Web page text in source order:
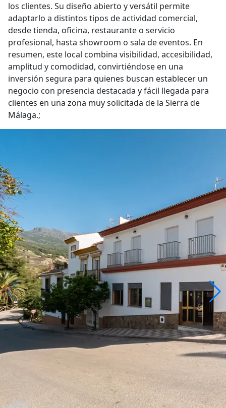
los clientes. Su diseño abierto y versátil permite
adaptarlo a distintos tipos de actividad comercial,
desde tienda, oficina, restaurante o servicio
profesional, hasta showroom o sala de eventos. En
resumen, este local combina visibilidad, accesibilidad,
amplitud y comodidad, convirtiéndose en una
inversión segura para quienes buscan establecer un
negocio con presencia destacada y fácil llegada para
clientes en una zona muy solicitada de la Sierra de
Málaga.;